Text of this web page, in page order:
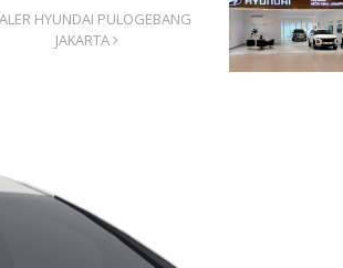
HYUNDAI PULOGEBANG
JAKARTA